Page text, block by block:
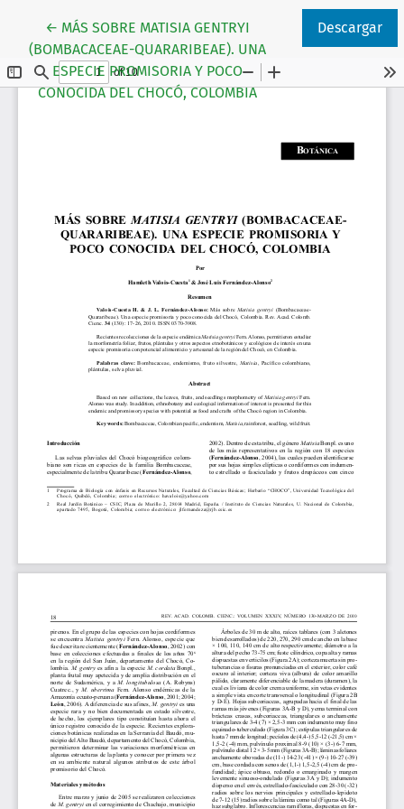
← Volver a los detalles del artículo
MÁS SOBRE MATISIA GENTRYI
(BOMBACACEAE-QUARARIBEAE). UNA
ESPECIE PROMISORIA Y POCO
CONOCIDA DEL CHOCÓ, COLOMBIA
Descargar